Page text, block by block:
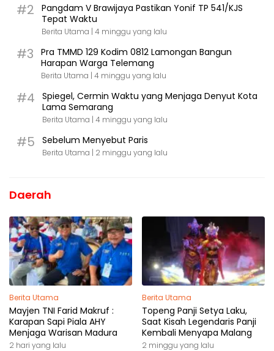
#2
Pangdam V Brawijaya Pastikan Yonif TP 541/KJS
Tepat Waktu
Berita Utama | 4 minggu yang lalu
#3
Pra TMMD 129 Kodim 0812 Lamongan Bangun
Harapan Warga Telemang
Berita Utama | 4 minggu yang lalu
#4
Spiegel, Cermin Waktu yang Menjaga Denyut Kota
Lama Semarang
Berita Utama | 4 minggu yang lalu
#5 Sebelum Menyebut Paris
Berita Utama | 2 minggu yang lalu
Daerah
Berita Utama
Mayjen TNI Farid Makruf :
Karapan Sapi Piala AHY
Menjaga Warisan Madura
2 hari yang lalu
Berita Utama
Topeng Panji Setya Laku,
Saat Kisah Legendaris Panji
Kembali Menyapa Malang
2 minggu yang lalu